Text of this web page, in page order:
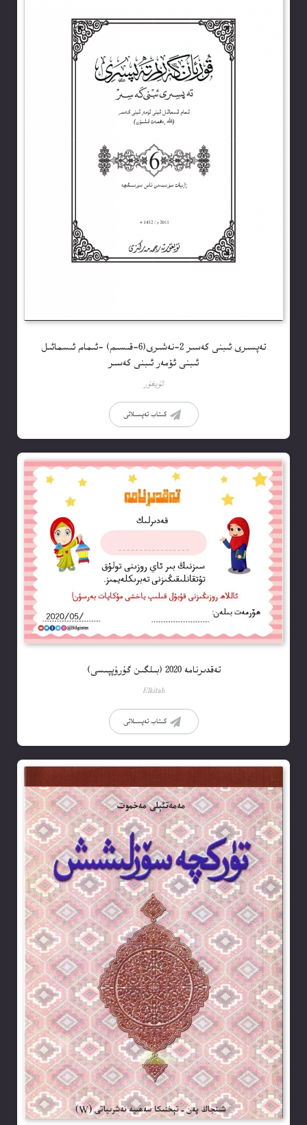
تەپسىرى ئىبنى كەسىر 2-نەشىرى(6-قىسىم) -ئىمام ئىسمائىل
ئىبنى ئۆمەر ئىبنى كەسىر
ئۇيغۇر
كىتاب تەپسىلاتى
تەقدىرنامە 2020 (بىلگىن گۇرۇپپىسى)
Elkitab
كىتاب تەپسىلاتى